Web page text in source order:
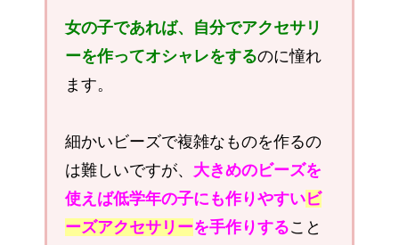
女の子であれば、自分でアクセサリ
ーを作ってオシャレをするのに憧れ
ます。
細かいビーズで複雑なものを作るの
は難しいですが、 大きめのビーズを
使えば低学年の子にも作りやすいビ
ーズアクセサリーを手作りすること